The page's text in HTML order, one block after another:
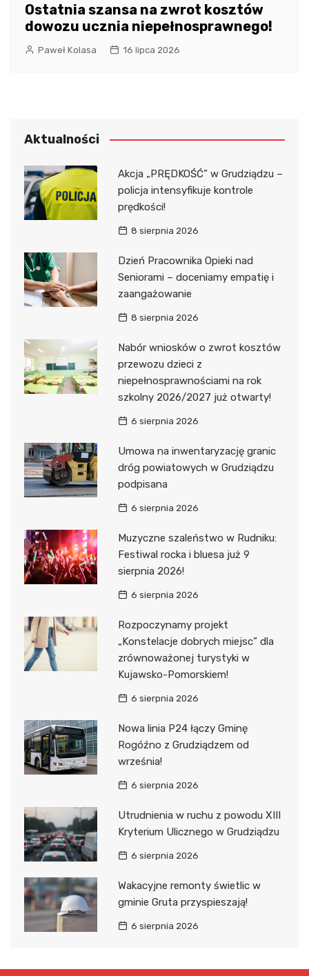
Ostatnia szansa na zwrot kosztów
dowozu ucznia niepełnosprawnego!
Paweł Kolasa 16 lipca 2026
Aktualności
Akcja „PRĘDKOŚĆ” w Grudziądzu –
policja intensyfikuje kontrole
prędkości!
8 sierpnia 2026
Dzień Pracownika Opieki nad
Seniorami – doceniamy empatię i
zaangażowanie
8 sierpnia 2026
Nabór wniosków o zwrot kosztów
przewozu dzieci z
niepełnosprawnościami na rok
szkolny 2026/2027 już otwarty!
6 sierpnia 2026
Umowa na inwentaryzację granic
dróg powiatowych w Grudziądzu
podpisana
6 sierpnia 2026
Muzyczne szaleństwo w Rudniku:
Festiwal rocka i bluesa już 9
sierpnia 2026!
6 sierpnia 2026
Rozpoczynamy projekt
„Konstelacje dobrych miejsc” dla
zrównoważonej turystyki w
Kujawsko-Pomorskiem!
6 sierpnia 2026
Nowa linia P24 łączy Gminę
Rogóźno z Grudziądzem od
września!
6 sierpnia 2026
Utrudnienia w ruchu z powodu XIII
Kryterium Ulicznego w Grudziądzu
6 sierpnia 2026
Wakacyjne remonty świetlic w
gminie Gruta przyspieszają!
6 sierpnia 2026